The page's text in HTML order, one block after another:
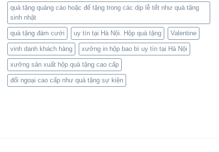
quà tặng quảng cáo hoặc để tặng trong các dịp lễ tết như quà tặng
sinh nhật
quà tặng đám cưới uy tín tại Hà Nội. Hộp quà tặng Valentine
vinh danh khách hàng xưởng in hộp bao bì uy tín tại Hà Nội
xưởng sản xuất hộp quà tặng cao cấp
đối ngoại cao cấp như quà tặng sự kiện